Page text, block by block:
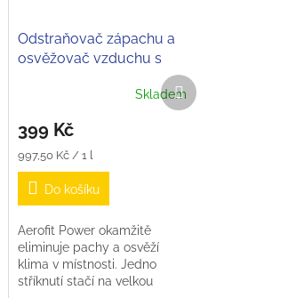
Odstraňovač zápachu a
osvěžovač vzduchu s
vůní malin Aerofit Power
Skladem
399 Kč
Měrná
cena:
997,50 Kč / 1 l
Do košíku
Aerofit Power okamžitě
eliminuje pachy a osvěží
klima v místnosti. Jedno
stříknutí stačí na velkou
Další
produkt